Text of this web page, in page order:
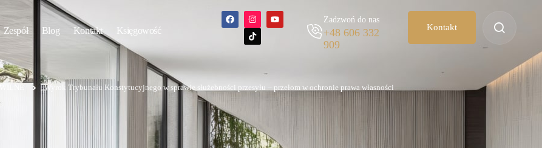
Zespół Blog Kontakt Księgowość
Zadzwoń do nas
+48 606 332
909
Kontakt
Wyrok Trybunału Konstytucyjnego w sprawie służebności przesyłu – przełom w ochronie prawa własności